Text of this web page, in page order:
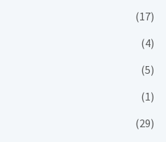
(17)
(4)
(5)
(1)
(29)